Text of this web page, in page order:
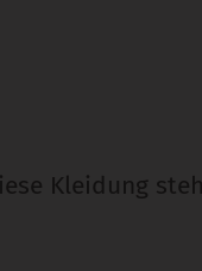
Kleidung